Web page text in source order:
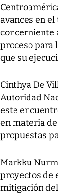
avances en
concerniente
proceso para
que su
Cinthya De
Autoridad
este
en materia
propuestas
Markku
proyectos de
mitigación